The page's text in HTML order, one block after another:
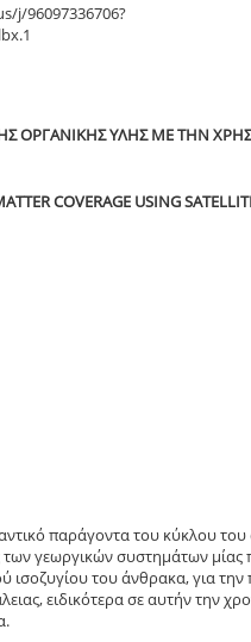
j/96097336706?
ΟΡΓΑΝΙΚΗΣ ΥΛΗΣ ΜΕ ΤΗΝ
COVERAGE USING
παράγοντα του κύκλου
των γεωργικών συστημάτων
ισοζυγίου του άνθρακα, για
ειδικότερα σε αυτήν την